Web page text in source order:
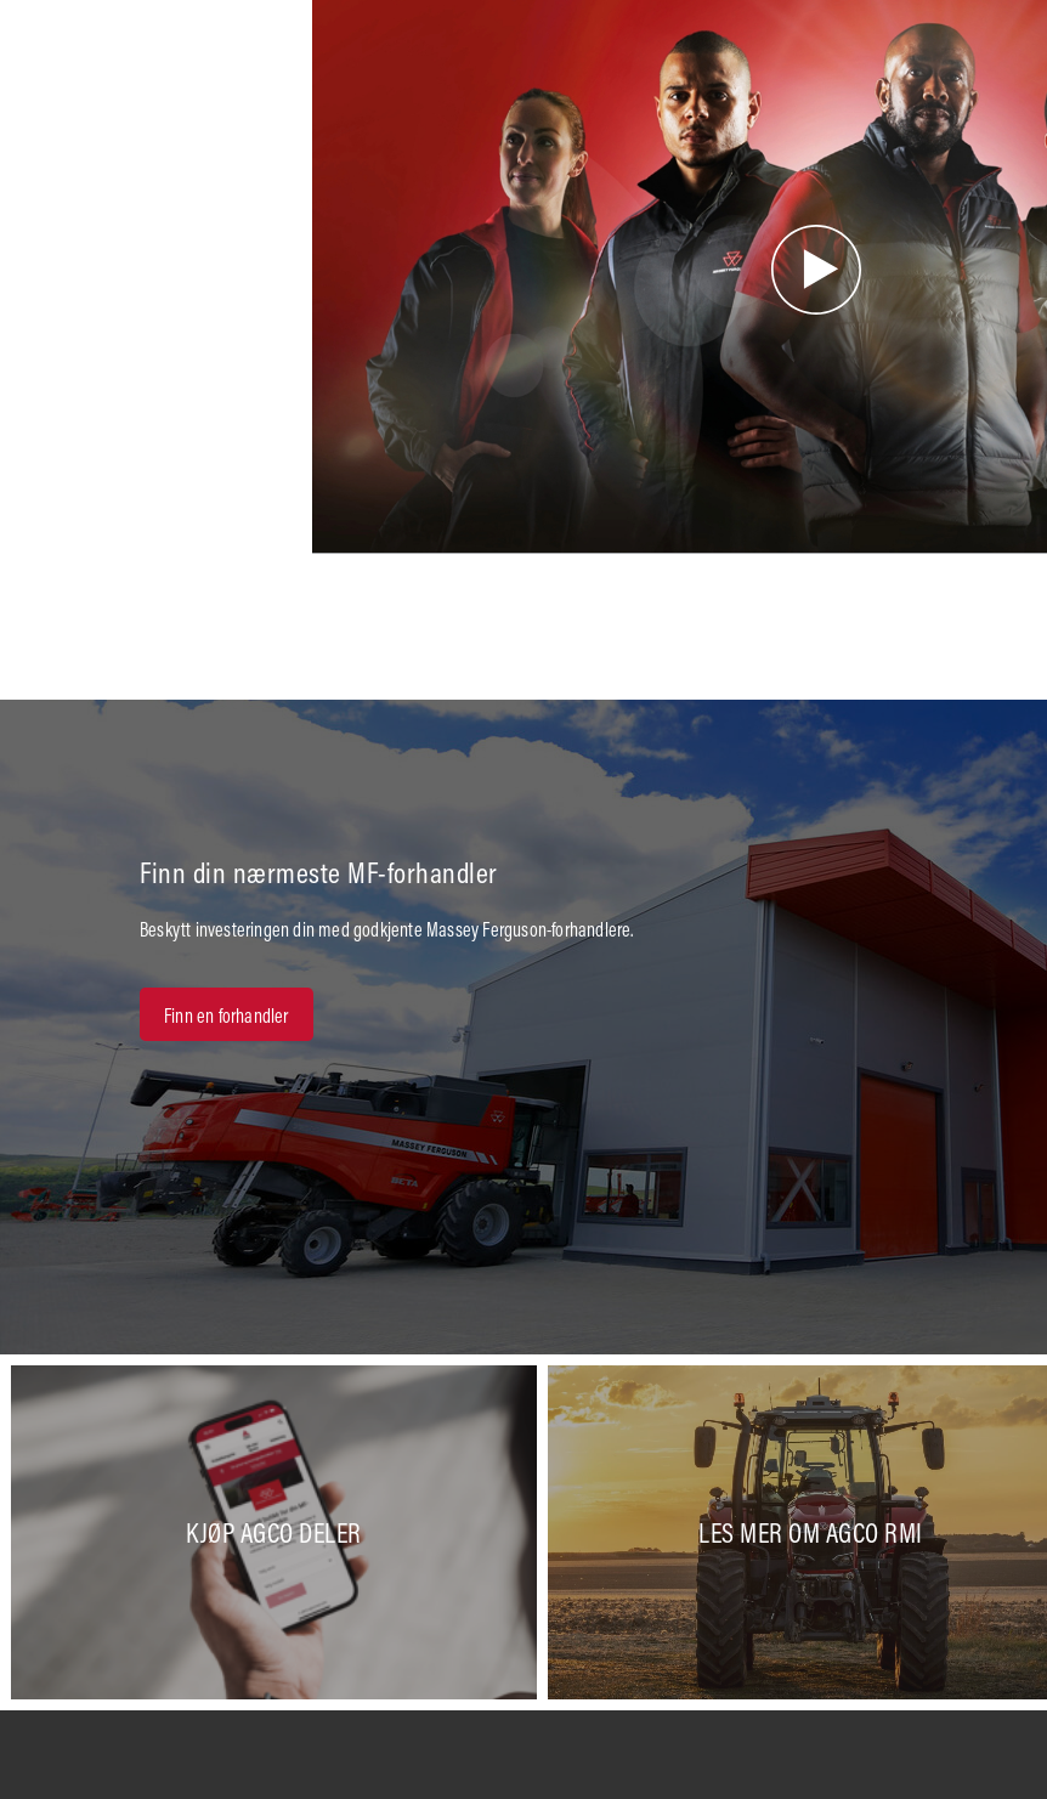
Finn din nærmeste MF-forhandler
Beskytt investeringen din med godkjente Massey Ferguson-forhandlere.
Finn en forhandler
KJØP AGCO DELER LES MER OM AGCO RMI